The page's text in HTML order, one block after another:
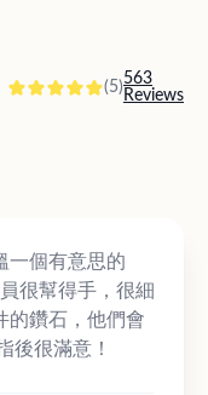
(5)563
Reviews
一個有意思的
很幫得手，很細
的鑽石，他們會
後很滿意！